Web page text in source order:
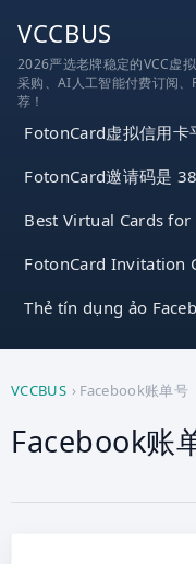
VCCBUS
2026严选老牌稳定的VCC虚
采购、AI人工智能付费订阅
荐！
FotonCard虚拟信用卡
FotonCard邀请码是
Best Virtual Cards for
FotonCard Invitation
Thẻ tín dụng ảo
VCCBUS › Facebook账单号
Facebook账